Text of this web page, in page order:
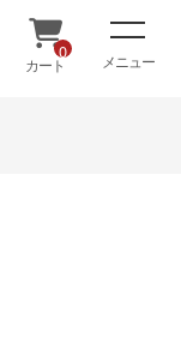
0
カート メニュー